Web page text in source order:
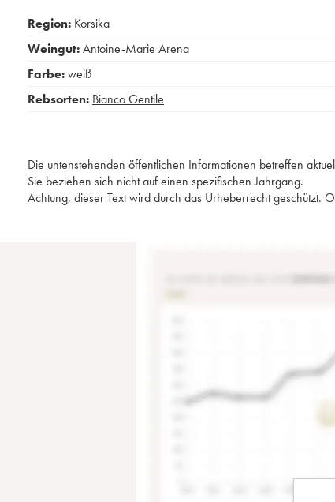
Region: Korsika
Weingut:Antoine-Marie Arena
Farbe:weiß
Rebsorten: Bianco Gentile
Die untenstehenden öffentlichen Informationen betreffen
Sie beziehen sich nicht auf einen spezifischen Jahrgang.
Achtung, dieser Text wird durch das Urheberrecht geschützt.